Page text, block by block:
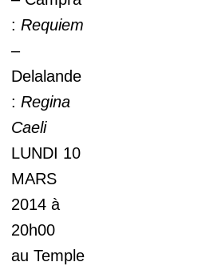
: Requiem
–
Delalande
: Regina
Caeli
LUNDI 10
MARS
2014 à
20h00
au Temple